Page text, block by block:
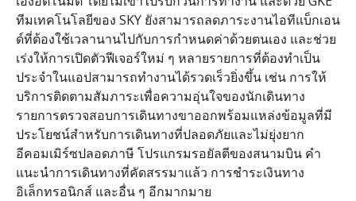
ทีมเทคโนโลยีของ SKY ยังสามารถลดภาระงานไอทีแบ็กเอน
ด์ที่ต้องใช้เวลานานไปกับการกำหนดค่าด้วยตนเอง และช่วย
เร่งให้การเปิดตัวฟีเจอร์ใหม่ ๆ หลายรายการที่ต้องทำเป็น
ประจำในแอปสามารถทำงานได้รวดเร็วยิ่งขึ้น เช่น การให้
บริการติดตามสัมภาระเพื่อความอุ่นใจของนักเดินทาง
รายการตรวจสอบการเดินทางขาออกพร้อมแหล่งข้อมูลที่มี
ประโยชน์สำหรับการเดินทางที่ปลอดภัยและไม่ยุ่งยาก
อีคอมเมิร์ซปลอดภาษี โปรแกรมรอยัลตีของสนามบิน คำ
แนะนำการเดินทางที่คัดสรรมาแล้ว การชำระเงินทาง
อิเล็กทรอนิกส์ และอื่น ๆ อีกมากมาย